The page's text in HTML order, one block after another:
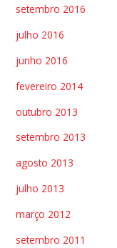
setembro 2016
julho 2016
junho 2016
fevereiro 2014
outubro 2013
setembro 2013
agosto 2013
julho 2013
março 2012
setembro 2011